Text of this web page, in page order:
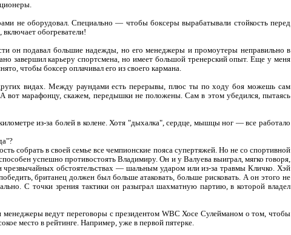
не оборудовал. Специально — чтобы боксеры вырабатывали стойкость перед
обогреватели!
он подавал большие надежды, но его менеджеры и промоутеры неправильно в
завершил карьеру спортсмена, но имеет большой тренерский опыт. Еще у меня
чтобы боксер оплачивал его из своего кармана.
видах. Между раундами есть перерывы, плюс ты по ходу боя можешь сам
вот марафонцу, скажем, передышки не положены. Сам в этом убедился, пытаясь
из-за болей в колене. Хотя "дыхалка", сердце, мышцы ног — все работало
собрать в своей семье все чемпионские пояса супертяжей. Но не со спортивной
успешно противостоять Владимиру. Он и у Валуева выиграл, мягко говоря,
чрезвычайных обстоятельствах — шальным ударом или из-за травмы Кличко. Хэй
британец должен был больше атаковать, больше рисковать. А он этого не
С точки зрения тактики он разыграл шахматную партию, в которой владел
ведут переговоры с президентом WBC Хосе Сулейманом о том, чтобы
место в рейтинге. Например, уже в первой пятерке.